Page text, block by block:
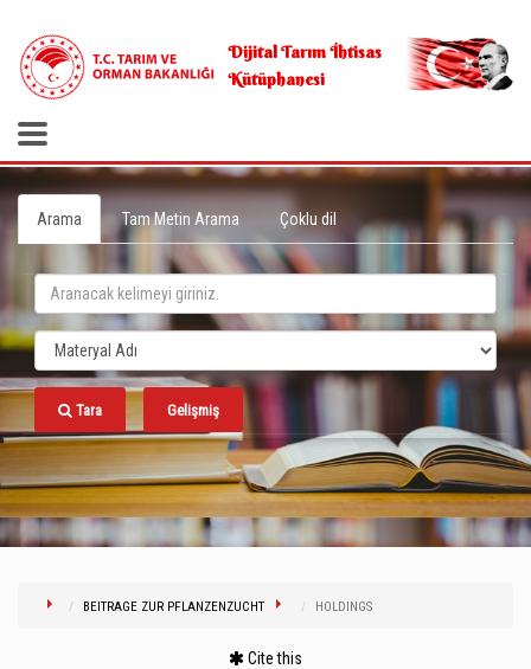
Dijital Tarım İhtisas
Kütüphanesi
Arama Tam Metin Arama Çoklu dil
Tara Gelişmiş
BEITRAGE ZUR PFLANZENZUCHT HOLDINGS
Cite this